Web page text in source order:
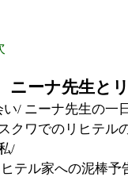
ーナ先生と
い/ ニーナ先生の一
でのリヒテルの
/
家への泥棒予